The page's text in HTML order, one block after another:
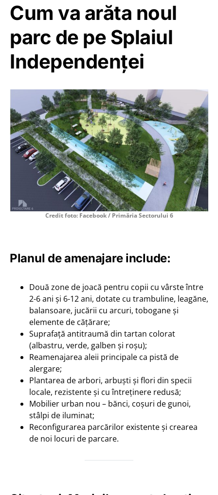
Cum va arăta noul
parc de pe Splaiul
Independenței
Credit foto: Facebook / Primăria Sectorului 6
Planul de amenajare include:
Două zone de joacă pentru copii cu vârste între
2-6 ani și 6-12 ani, dotate cu trambuline, leagăne,
balansoare, jucării cu arcuri, tobogane și
elemente de cățărare;
Suprafață antitraumă din tartan colorat
(albastru, verde, galben și roșu);
Reamenajarea aleii principale ca pistă de
alergare;
Plantarea de arbori, arbuști și flori din specii
locale, rezistente și cu întreținere redusă;
Mobilier urban nou – bănci, coșuri de gunoi,
stâlpi de iluminat;
Reconfigurarea parcărilor existente și crearea
de noi locuri de parcare.